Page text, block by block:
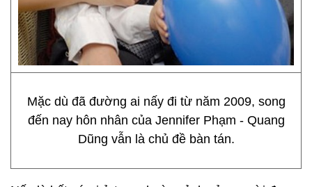
Mặc dù đã đường ai nấy đi từ năm 2009, song
đến nay hôn nhân của Jennifer Phạm - Quang
Dũng vẫn là chủ đề bàn tán.